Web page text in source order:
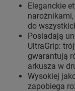
Eleganckie
do
Posiadają
UltraGrip:
gwarantują
arkusza w
Wysokiej
zapobiega